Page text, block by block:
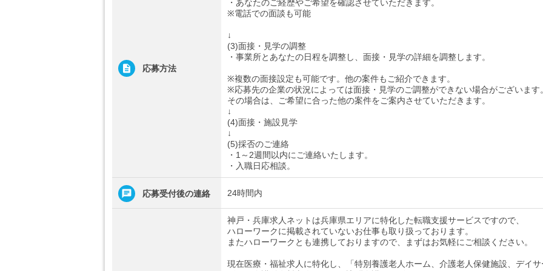
応募方法
・あなたのご経歴やご希望を確認させていただきます。
※電話での面談も可能
↓
(3)面接・見学の調整
・事業所とあなたの日程を調整し、面接・見学の詳細を調整します。
※複数の面接設定も可能です。他の案件もご紹介できます。
※応募先の企業の状況によっては面接・見学のご調整ができない場合がございます
その場合は、ご希望に合った他の案件をご案内させていただきます。
↓
(4)面接・施設見学
↓
(5)採否のご連絡
・1～2週間以内にご連絡いたします。
・入職日応相談。
応募受付後の連絡 24時間内
神戸・兵庫求人ネットは兵庫県エリアに特化した転職支援サービスですので、
ハローワークに掲載されていないお仕事も取り扱っております。
またハローワークとも連携しておりますので、まずはお気軽にご相談ください。
現在医療・福祉求人に特化し、「特別養護老人ホーム、介護老人保健施設、デイサ